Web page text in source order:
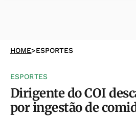
HOME>ESPORTES
ESPORTES
Dirigente do COI
por ingestão de